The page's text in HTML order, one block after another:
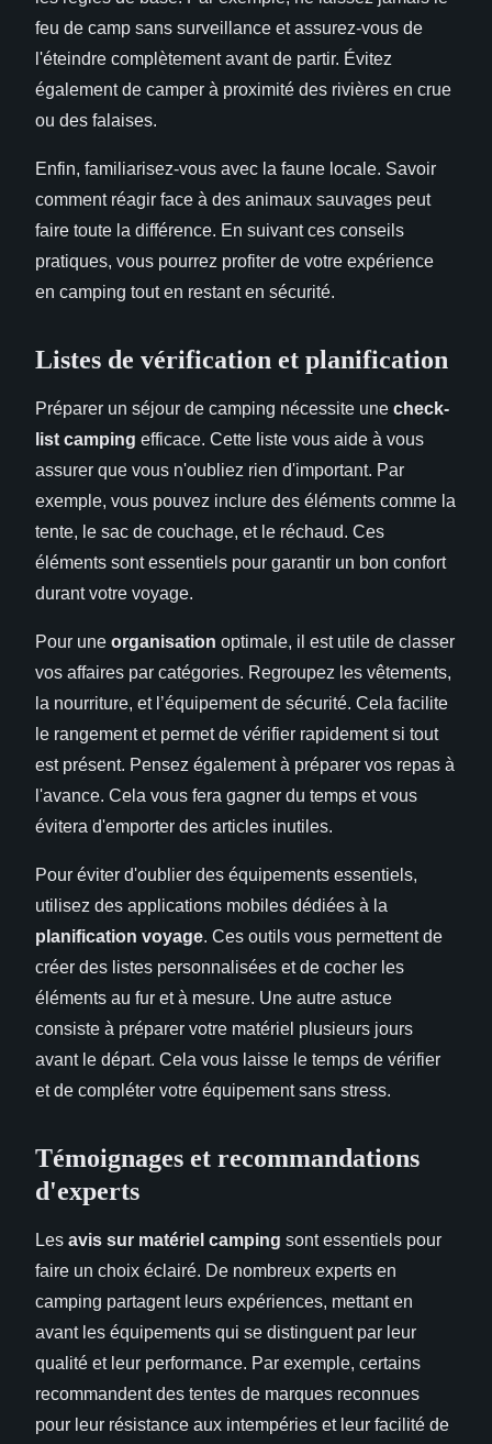
feu de camp sans surveillance et assurez-vous de
l'éteindre complètement avant de partir. Évitez
également de camper à proximité des rivières en crue
ou des falaises.
Enfin, familiarisez-vous avec la faune locale. Savoir
comment réagir face à des animaux sauvages peut
faire toute la différence. En suivant ces conseils
pratiques, vous pourrez profiter de votre expérience
en camping tout en restant en sécurité.
Listes de vérification et planification
Préparer un séjour de camping nécessite une check-
list camping efficace. Cette liste vous aide à vous
assurer que vous n'oubliez rien d'important. Par
exemple, vous pouvez inclure des éléments comme la
tente, le sac de couchage, et le réchaud. Ces
éléments sont essentiels pour garantir un bon confort
durant votre voyage.
Pour une organisation optimale, il est utile de classer
vos affaires par catégories. Regroupez les vêtements,
la nourriture, et l’équipement de sécurité. Cela facilite
le rangement et permet de vérifier rapidement si tout
est présent. Pensez également à préparer vos repas à
l'avance. Cela vous fera gagner du temps et vous
évitera d'emporter des articles inutiles.
Pour éviter d'oublier des équipements essentiels,
utilisez des applications mobiles dédiées à la
planification voyage. Ces outils vous permettent de
créer des listes personnalisées et de cocher les
éléments au fur et à mesure. Une autre astuce
consiste à préparer votre matériel plusieurs jours
avant le départ. Cela vous laisse le temps de vérifier
et de compléter votre équipement sans stress.
Témoignages et recommandations
d'experts
Les avis sur matériel camping sont essentiels pour
faire un choix éclairé. De nombreux experts en
camping partagent leurs expériences, mettant en
avant les équipements qui se distinguent par leur
qualité et leur performance. Par exemple, certains
recommandent des tentes de marques reconnues
pour leur résistance aux intempéries et leur facilité de